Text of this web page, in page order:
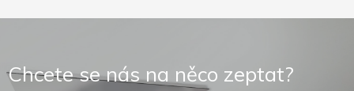
Chcete se nás na něco zeptat?